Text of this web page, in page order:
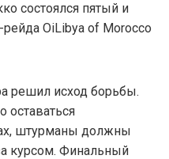
состоялся пятый и
OiLibya of Morocco
решил исход борьбы.
оставаться
штурманы должны
курсом. Финальный